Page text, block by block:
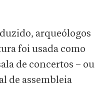
arqueólogos
foi usada como
de concertos – ou
de assembleia